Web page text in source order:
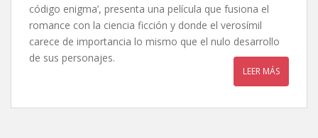
código enigma’, presenta una película que fusiona el
romance con la ciencia ficción y donde el verosímil
carece de importancia lo mismo que el nulo desarrollo
de sus personajes.
LEER MÁS